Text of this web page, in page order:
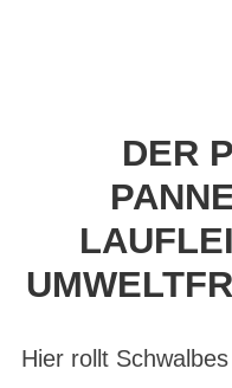
DER
Hier rollt